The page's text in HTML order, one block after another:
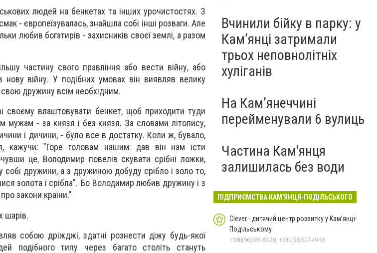
людей на бенкетах та інших урочистостях. З
- європеїзувалась, знайшла собі інші розваги. Але
любив богатирів - захисників своєї землі, а разом
частину свого правління або вести війну, або
нову війну. У подібних умовах він виявляв велику
дружину всім необхідним.
своєму влаштовувати бенкет, щоб приходити туди
мужам - за князя і без князя. За словами літопису,
і дичини, - було все в достатку. Коли ж, бувало,
кажучи: "Горе головам нашим: дав він нам їсти
це, Володимир повелів скувати срібні ложки,
собі дружини, а з дружиною добуду срібло і золо то,
золота і срібла". Бо Володимир любив дружину і з
закони країни."
шарів.
собою дріжджі, здатні рознести діжу будь-якої
подібного типу через багато століть стануть
Вчинили бійку в парку: у
Кам’янці затримали
трьох неповнолітніх
хуліганів
На Камʼянеччині
перейменували 6 вулиць
Частина Кам'янця
залишилась без води
ПІДПРИЄМСТВА КАМ'ЯНЦЯ-ПОДІЛЬСЬКОГО
Clever - дитячий центр розвитку у Кам’янці-
Подільському
+380(96)383-83-20, +380(68)507-49-95